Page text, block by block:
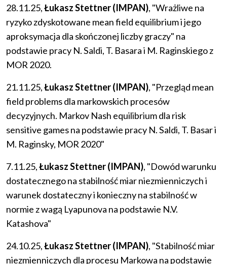
28.11.25,Łukasz Stettner (IMPAN), "Wrażliwe na
ryzyko zdyskotowane mean field equilibrium i jego
aproksymacja dla skończonej liczby graczy" na
podstawie pracy N. Saldi, T. Basara i M. Raginskiego z
MOR 2020.
21.11.25,Łukasz Stettner (IMPAN), "Przegląd mean
field problems dla markowskich procesów
decyzyjnych. Markov Nash equilibrium dla risk
sensitive games na podstawie pracy N. Saldi, T. Basar i
M. Raginsky, MOR 2020"
7.11.25,Łukasz Stettner (IMPAN), "Dowód warunku
dostatecznego na stabilność miar niezmienniczych i
warunek dostateczny i konieczny na stabilność w
normie z wagą Lyapunova na podstawie N.V.
Katashova"
24.10.25,Łukasz Stettner (IMPAN), "Stabilność miar
niezmienniczych dla procesu Markowa na podstawie